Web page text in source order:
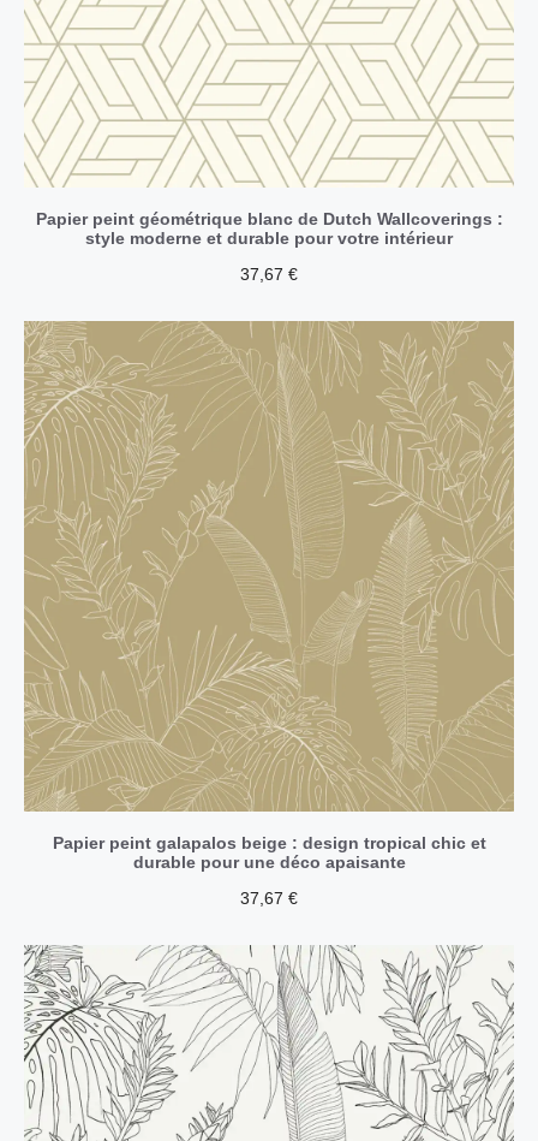
Papier peint géométrique blanc de Dutch Wallcoverings :
style moderne et durable pour votre intérieur
37,67 €
Papier peint galapalos beige : design tropical chic et
durable pour une déco apaisante
37,67 €